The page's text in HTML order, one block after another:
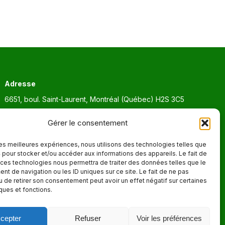
Gérer le consentement
meilleures expériences, nous utilisons des technologies telles que
stocker et/ou accéder aux informations des appareils. Le fait de
technologies nous permettra de traiter des données telles que le
de navigation ou les ID uniques sur ce site. Le fait de ne pas
de retirer son consentement peut avoir un effet négatif sur certaines
et fonctions.
Refuser Voir les préférences
Adresse
6651, boul. Saint-Laurent, Montréal (Québec) H2S 3C5
Heures d'ouvertures